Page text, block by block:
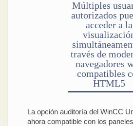
Múltiples
autorizados
acceder a la
través de
navegadores
compatibles
HTML5
La opción auditoría del WinCC
ahora compatible con los